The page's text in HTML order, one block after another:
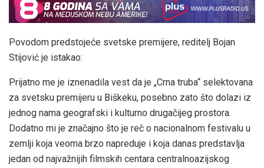
Povodom predstojeće svetske premijere, reditelj Bojan
Stijović je istakao:
Prijatno me je iznenadila vest da je „Crna truba“ selektovana
za svetsku premijeru u Biškeku, posebno zato što dolazi iz
jednog nama geografski i kulturno drugačijeg prostora.
Dodatno mi je značajno što je reč o nacionalnom festivalu u
zemlji koja veoma brzo napreduje i koja danas predstavlja
jedan od najvažnijih filmskih centara centralnoazijskog